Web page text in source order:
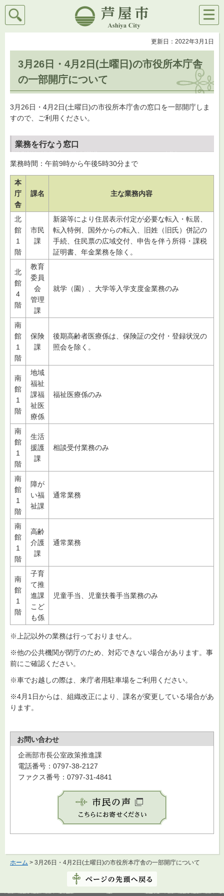
芦屋市
検索
メニ
ュー
更新日：2022年3月1日
3月26日・4月2日(土曜日)の市役所本庁舎
の一部開庁について
3月26日・4月2日(土曜日)の市役所本庁舎の窓口を一部開庁しま
すので、ご利用ください。
業務を行なう窓口
業務時間：午前9時から午後5時30分まで
本
庁
舎
課名 主な業務内容
北
館
1
階
市民
課
新築等により住居表示付定が必要な転入・転居、
転入特例、国外からの転入、旧姓（旧氏）併記の
手続、住民票の広域交付、申告を伴う所得・課税
証明書、年金業務を除く。
北
館
4
階
教育
委員
会
管理
課
就学（園）、大学等入学支度金業務のみ
南
館
1
階
保険
課
後期高齢者医療係は、保険証の交付・登録状況の
照会を除く。
南
館
1
階
地域
福祉
課福
祉医
療係
福祉医療係のみ
南
館
1
階
生活
援護
課
相談受付業務のみ
南
館
1
階
障が
い福
祉課
通常業務
南
館
1
階
高齢
介護
課
通常業務
南
館
1
階
子育
て推
進課
こど
も係
児童手当、児童扶養手当業務のみ
※上記以外の業務は行っておりません。
※他の公共機関が閉庁のため、対応できない場合があります。事
前にご確認ください。
※車でお越しの際は、来庁者用駐車場をご利用ください。
※4月1日からは、組織改正により、課名が変更している場合があ
ります。
お問い合わせ
企画部市長公室政策推進課
電話番号：0797-38-2127
ファクス番号：0797-31-4841
ホーム > 3月26日・4月2日(土曜日)の市役所本庁舎の一部開庁について